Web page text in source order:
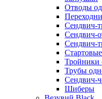
Отводы
Сендвич-
Сендвич-
Сендвич-
Тройники
Трубы
Сендвич-
Шиберы